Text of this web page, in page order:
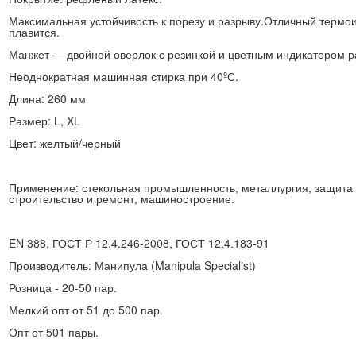
Максимальная устойчивость к порезу и разрыву.Отличный
плавится.
Манжет — двойной оверлок с резинкой и цветным индикатором
Неоднократная машинная стирка при 40ºС.
Длина: 260 мм
Размер: L, XL
Цвет: желтый/черный
Применение: стекольная промышленность, металлургия,
строительство и ремонт, машиностроение.
EN 388, ГОСТ Р 12.4.246-2008, ГОСТ 12.4.183-91
Производитель: Манипула (Manipula Specialist)
Розница - 20-50 пар.
Мелкий опт от 51 до 500 пар.
Опт от 501 пары.